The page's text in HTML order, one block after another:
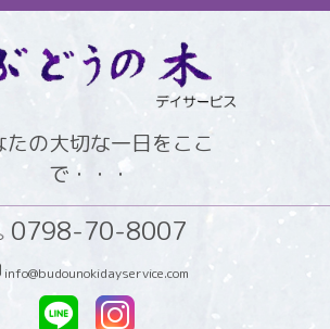
たの大切な一日をここ
で・・・
0798-70-8007
info@budounokidayservice.com